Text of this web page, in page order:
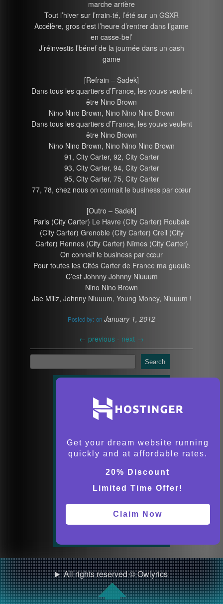
marche arrière
Tout l’hiver sur l’rrain-té, l’été sur un GSXR
Accélère, gros c’est l’heure d’rentrer dans l’game
en casse-bel’
J’réinvestis l’bénef de la journée dans un cash
game
[Refrain – Sadek]
Dans tous les quartiers d’France, les youvs veulent
être Nino Brown
Nino Nino Brown, Nino Nino Nino Brown
Dans tous les quartiers d’France, les youvs veulent
être Nino Brown
Nino Nino Brown, Nino Nino Nino Brown
91, City Carter, 92, City Carter
93, City Carter, 94, City Carter
95, City Carter, 75, City Carter
77, 78, chez nous on connait le business par cœur
[Outro – Sadek]
Paris (City Carter) Le Havre (City Carter) Roubaix
(City Carter) Grenoble (City Carter) Creil (City
Carter) Rennes (City Carter) Nîmes (City Carter)
On connait le business par cœur
Pour toutes les Cités Carter de France ma gueule
C’est Johnny Johnny Niuuum
Nino Nino Brown
Jae Millz, Johnny Niuuum, Young Money, Niuuum !
Posted by: on January 1, 2012
← previous - next →
Search
Get your dream website running
quickly and at affordable rates.
20% Discount
Limited Time Offer!
Claim Now
All rights reserved © Owlyrics